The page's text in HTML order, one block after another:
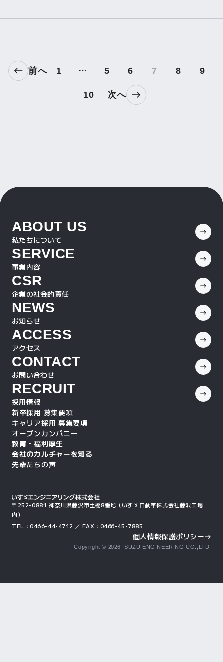
前へ 1 … 5 6 7 8 9
10 次へ
ABOUT US
私たちについて
SERVICE
事業内容
CSR
企業の社会的責任
NEWS
お知らせ
ACCESS
アクセス
CONTACT
お問い合わせ
RECRUIT
採用情報
新卒採用 募集要項
キャリア採用 募集要項
オープンカンパニー
教育・福利厚生
会社のカルチャーを知る
先輩たちの声
〒252-0881 神奈川県藤沢市土棚8番地 （いすゞ自動車株式会社藤沢工場
内）
TEL：0466-44-4712 ／ FAX：0466-45-7885
個人情報保護ポリシーeast
Copyright © 2026 ISUZU ENGINEERING CO.,LTD.